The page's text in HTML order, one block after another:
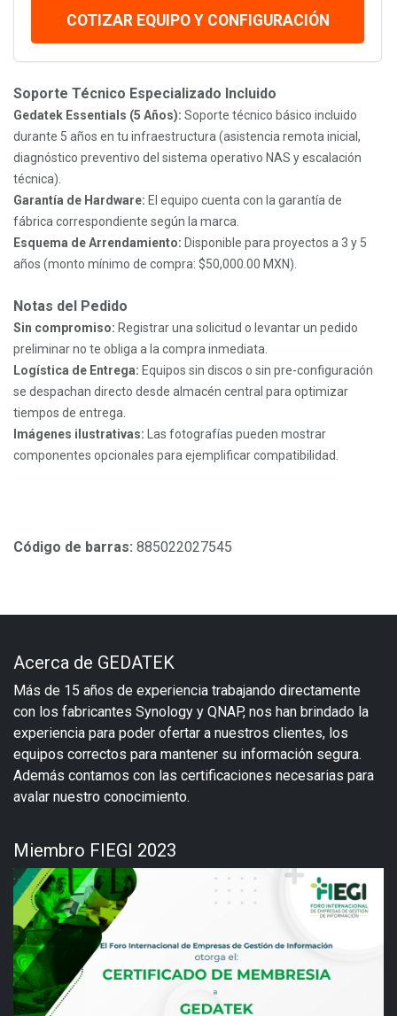
COTIZAR EQUIPO Y CONFIGURACIÓN
Soporte Técnico Especializado Incluido
Gedatek Essentials (5 Años): Soporte técnico básico incluido
durante 5 años en tu infraestructura (asistencia remota inicial,
diagnóstico preventivo del sistema operativo NAS y escalación
técnica).
Garantía de Hardware: El equipo cuenta con la garantía de
fábrica correspondiente según la marca.
Esquema de Arrendamiento: Disponible para proyectos a 3 y 5
años (monto mínimo de compra: $50,000.00 MXN).
Notas del Pedido
Sin compromiso: Registrar una solicitud o levantar un pedido
preliminar no te obliga a la compra inmediata.
Logística de Entrega: Equipos sin discos o sin pre-configuración
se despachan directo desde almacén central para optimizar
tiempos de entrega.
Imágenes ilustrativas: Las fotografías pueden mostrar
componentes opcionales para ejemplificar compatibilidad.
Código de barras: 885022027545
Acerca de GEDATEK
Más de 15 años de experiencia trabajando directamente
con los fabricantes Synology y QNAP, nos han brindado la
experiencia para poder ofertar a nuestros clientes, los
equipos correctos para mantener su información segura.
Además contamos con las certificaciones necesarias para
avalar nuestro conocimiento.
Miembro FIEGI 2023